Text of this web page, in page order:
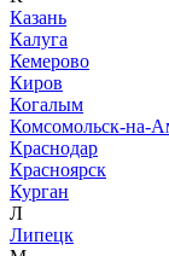
Казань
Калуга
Кемерово
Киров
Когалым
Комсомольск-на-
Краснодар
Красноярск
Курган
Л
Липецк